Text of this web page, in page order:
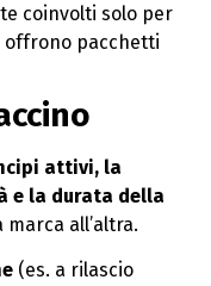
coinvolti solo per
offrono pacchetti
attivi, la
e la durata della
all’altra.
(es. a rilascio